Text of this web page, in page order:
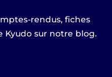
rendus, fiches
Kyudo sur notre blog.